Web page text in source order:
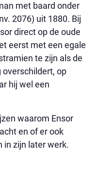
met baard onder
2076) uit 1880. Bij
direct op de oude
eerst met een egale
te zijn als de
overschildert, op
hij wel een
waarom Ensor
en of er ook
in zijn later werk.